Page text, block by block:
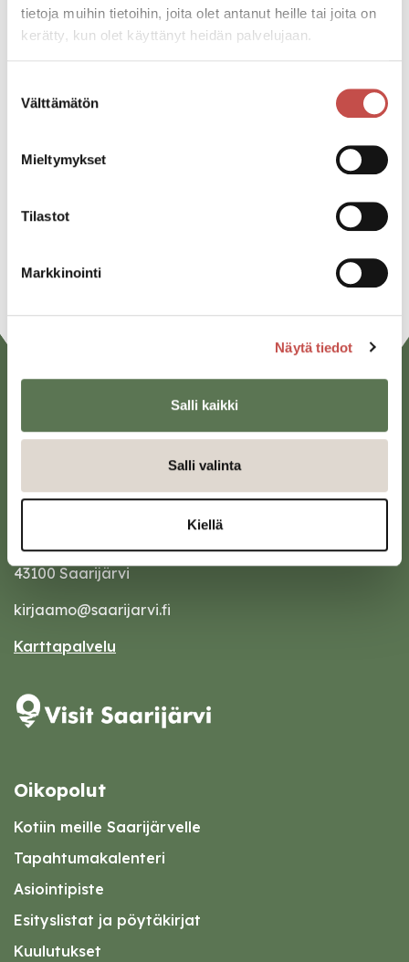
tietoja muihin tietoihin, joita olet antanut heille tai joita on
kerätty, kun olet käyttänyt heidän palvelujaan.
valinta
Välttämätön
Mieltymykset
Tilastot
Markkinointi
Näytä tiedot
Salli kaikki
Salli valinta
Kiellä
Katso kaikki tapahtumat
Jaa tapahtuma:
Linkedin
Sivulantie 11, PL 13
43100 Saarijärvi
kirjaamo@saarijarvi.fi
Karttapalvelu
Oikopolut
Kotiin meille Saarijärvelle
Tapahtumakalenteri
Asiointipiste
Esityslistat ja pöytäkirjat
Kuulutukset